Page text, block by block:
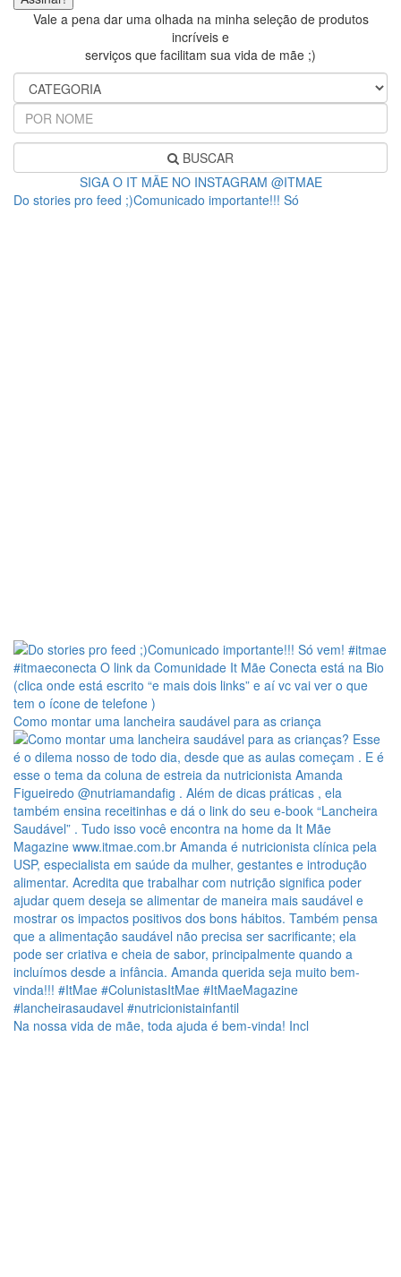
Vale a pena dar uma olhada na minha seleção de produtos
incríveis e
serviços que facilitam sua vida de mãe ;)
BUSCAR
SIGA O IT MÃE NO INSTAGRAM @ITMAE
Do stories pro feed ;)Comunicado importante!!! Só
Como montar uma lancheira saudável para as criança
Na nossa vida de mãe, toda ajuda é bem-vinda! Incl